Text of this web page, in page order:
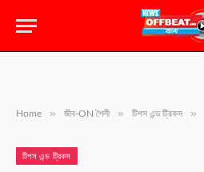
Home » জীব-ON শৈলী » টিপস এন্ড ট্রিকস »
টিপস এন্ড ট্রিকস